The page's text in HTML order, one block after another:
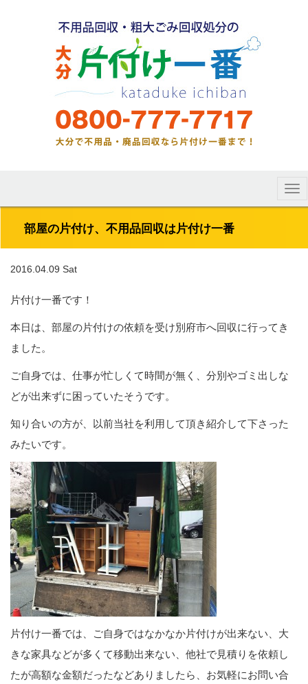
部屋の片付け、不用品回収は片付け一番
2016.04.09 Sat
片付け一番です！
本日は、部屋の片付けの依頼を受け別府市へ回収に行ってき
ました。
ご自身では、仕事が忙しくて時間が無く、分別やゴミ出しな
どが出来ずに困っていたそうです。
知り合いの方が、以前当社を利用して頂き紹介して下さった
みたいです。
片付け一番では、ご自身ではなかなか片付けが出来ない、大
きな家具などが多くて移動出来ない、他社で見積りを依頼し
たが高額な金額だったなどありましたら、お気軽にお問い合